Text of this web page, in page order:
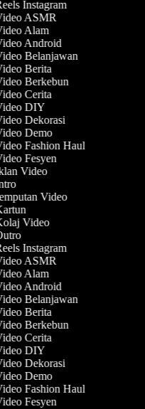
Instagram
ASMR
Alam
Android
Belanjawan
Berita
Berkebun
Cerita
DIY
Dekorasi
Demo
Fashion Haul
Fesyen
Video
Video
Video
Instagram
ASMR
Alam
Android
Belanjawan
Berita
Berkebun
Cerita
DIY
Dekorasi
Demo
Fashion Haul
Fesyen